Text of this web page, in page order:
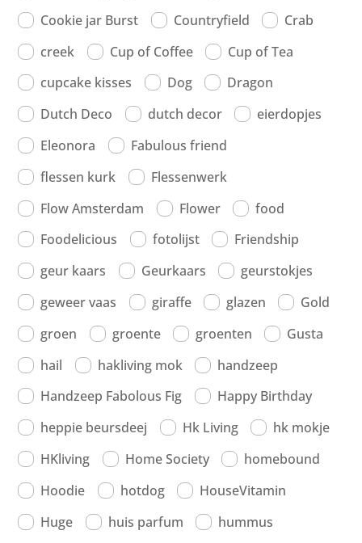
Cookie jar Burst
Countryfield
Crab
creek
Cup of Coffee
Cup of Tea
cupcake kisses
Dog
Dragon
Dutch Deco
dutch decor
eierdopjes
Eleonora
Fabulous friend
flessen kurk
Flessenwerk
Flow Amsterdam
Flower
food
Foodelicious
fotolijst
Friendship
geur kaars
Geurkaars
geurstokjes
geweer vaas
giraffe glazen
Gold
groen
groente groenten
Gusta
hail
hakliving mok
handzeep
Handzeep Fabolous Fig
Happy Birthday
heppie beursdeej
Hk Living
hk mokje
HKliving
Home Society
homebound
Hoodie
hotdog
HouseVitamin
Huge
huis parfum
hummus